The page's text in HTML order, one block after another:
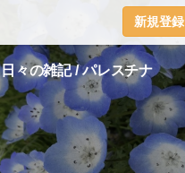
新規登録
日々の雑記 / パレスチナ